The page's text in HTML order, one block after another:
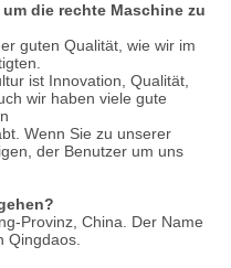
die rechte Maschine zu
guten Qualität, wie wir im
ist Innovation, Qualität,
wir haben viele gute
Wenn Sie zu unserer
der Benutzer um uns
Provinz, China. Der Name
Qingdaos.